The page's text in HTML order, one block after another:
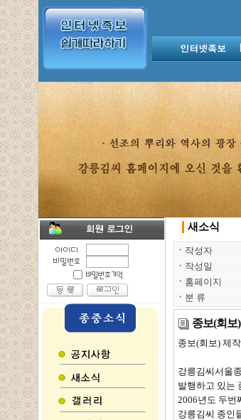
새소식
ㆍ 작성자
ㆍ 작성일
ㆍ 홈페이지
ㆍ 분 류
종보(회보
종보(회보) 제
강릉김씨서울
발행하고 있는
2006년도 두번
강릉김씨 종인